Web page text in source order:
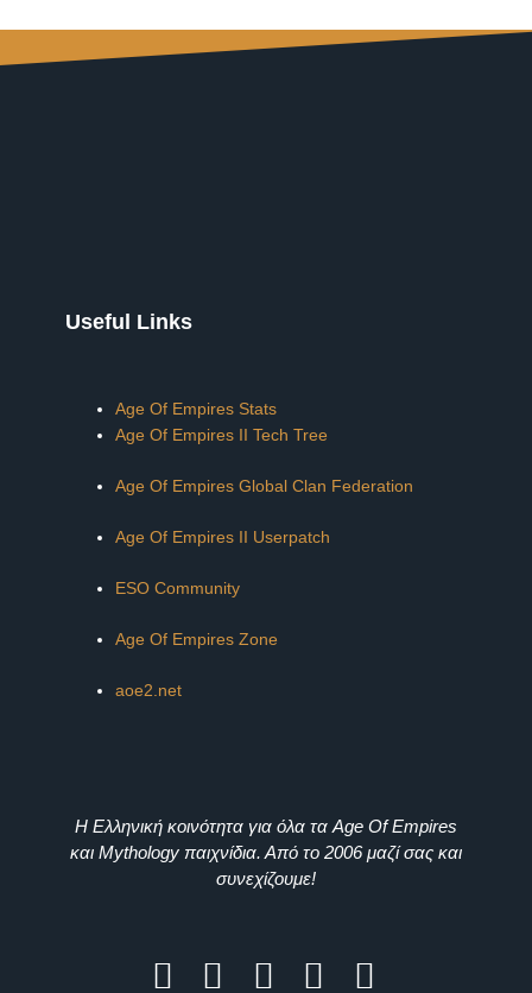
Useful Links
Age Of Empires Stats
Age Of Empires II Tech Tree
Age Of Empires Global Clan Federation
Age Of Empires II Userpatch
ESO Community
Age Of Empires Zone
aoe2.net
Η Ελληνική κοινότητα για όλα τα Age Of Empires
και Mythology παιχνίδια. Από το 2006 μαζί σας και
συνεχίζουμε!